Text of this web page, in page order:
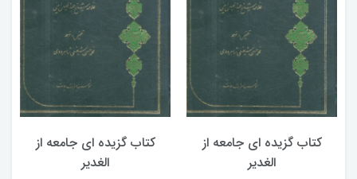
کتاب گزیده ای جامعه از
الغدیر
کتاب گزیده ای جامعه از
الغدیر